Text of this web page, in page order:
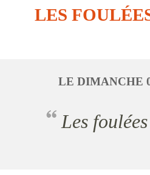
LES
LE DIMANCHE
Les